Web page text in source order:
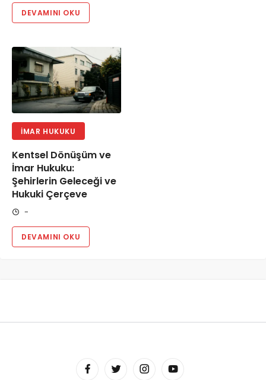
DEVAMINI OKU
İMAR HUKUKU
Kentsel Dönüşüm ve
İmar Hukuku:
Şehirlerin Geleceği ve
Hukuki Çerçeve
-
DEVAMINI OKU